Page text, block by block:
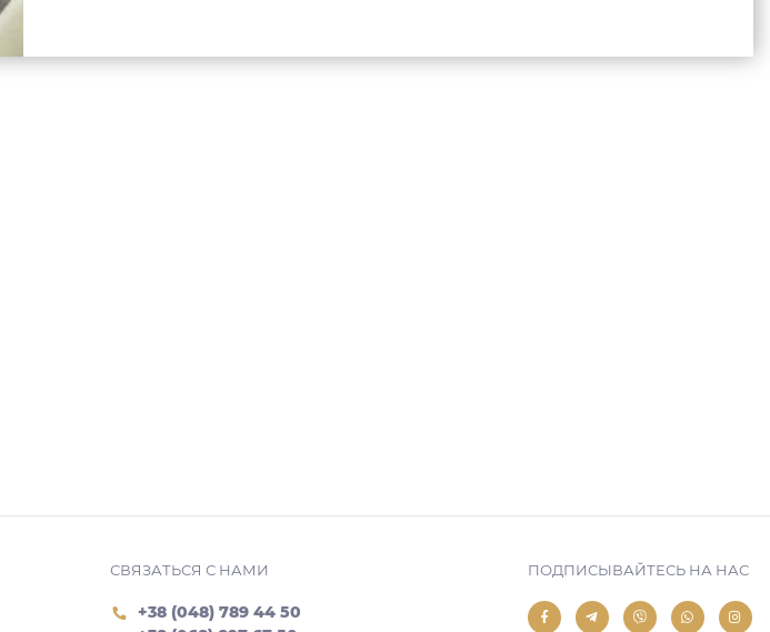
СВЯЗАТЬСЯ С НАМИ
+38 (048) 789 44 50
ПОДПИСЫВАЙТЕСЬ НА НАС